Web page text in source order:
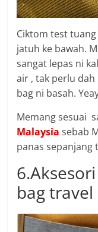
Ciktom test
jatuh ke bawah.
sangat lepas ni
air , tak perlu
bag ni basah.
Memang sesuai
Malaysia sebab
panas sepanjang
bag travel